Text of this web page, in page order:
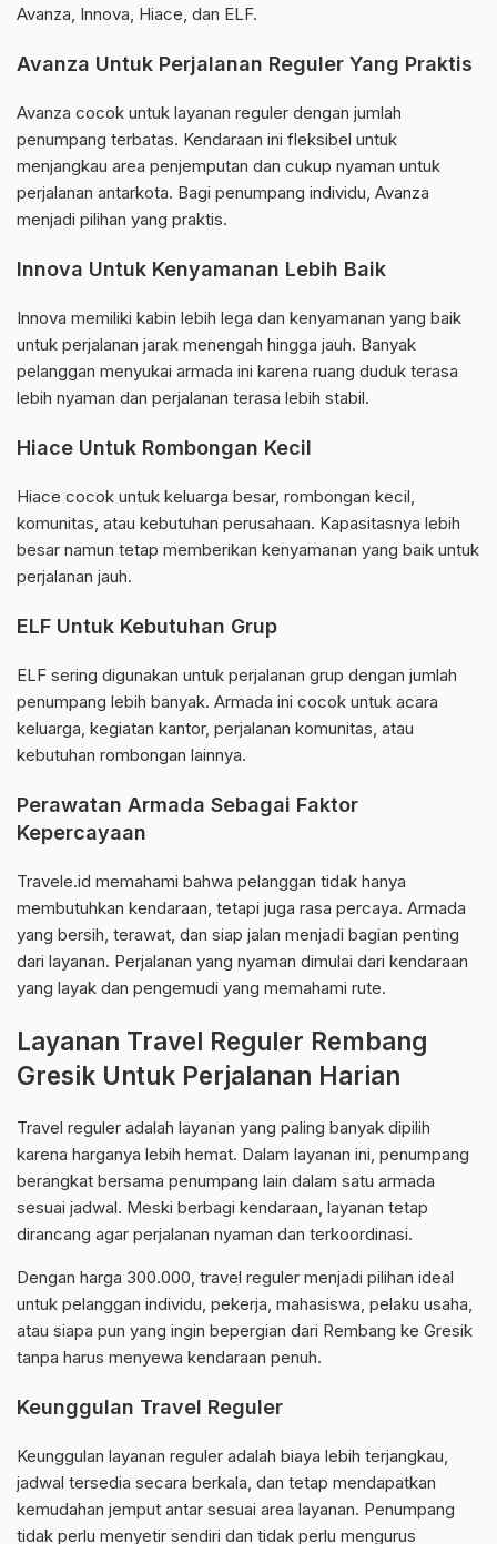
Avanza, Innova, Hiace, dan ELF.
Avanza Untuk Perjalanan Reguler Yang Praktis
Avanza cocok untuk layanan reguler dengan jumlah
penumpang terbatas. Kendaraan ini fleksibel untuk
menjangkau area penjemputan dan cukup nyaman untuk
perjalanan antarkota. Bagi penumpang individu, Avanza
menjadi pilihan yang praktis.
Innova Untuk Kenyamanan Lebih Baik
Innova memiliki kabin lebih lega dan kenyamanan yang baik
untuk perjalanan jarak menengah hingga jauh. Banyak
pelanggan menyukai armada ini karena ruang duduk terasa
lebih nyaman dan perjalanan terasa lebih stabil.
Hiace Untuk Rombongan Kecil
Hiace cocok untuk keluarga besar, rombongan kecil,
komunitas, atau kebutuhan perusahaan. Kapasitasnya lebih
besar namun tetap memberikan kenyamanan yang baik untuk
perjalanan jauh.
ELF Untuk Kebutuhan Grup
ELF sering digunakan untuk perjalanan grup dengan jumlah
penumpang lebih banyak. Armada ini cocok untuk acara
keluarga, kegiatan kantor, perjalanan komunitas, atau
kebutuhan rombongan lainnya.
Perawatan Armada Sebagai Faktor
Kepercayaan
Travele.id memahami bahwa pelanggan tidak hanya
membutuhkan kendaraan, tetapi juga rasa percaya. Armada
yang bersih, terawat, dan siap jalan menjadi bagian penting
dari layanan. Perjalanan yang nyaman dimulai dari kendaraan
yang layak dan pengemudi yang memahami rute.
Layanan Travel Reguler Rembang
Gresik Untuk Perjalanan Harian
Travel reguler adalah layanan yang paling banyak dipilih
karena harganya lebih hemat. Dalam layanan ini, penumpang
berangkat bersama penumpang lain dalam satu armada
sesuai jadwal. Meski berbagi kendaraan, layanan tetap
dirancang agar perjalanan nyaman dan terkoordinasi.
Dengan harga 300.000, travel reguler menjadi pilihan ideal
untuk pelanggan individu, pekerja, mahasiswa, pelaku usaha,
atau siapa pun yang ingin bepergian dari Rembang ke Gresik
tanpa harus menyewa kendaraan penuh.
Keunggulan Travel Reguler
Keunggulan layanan reguler adalah biaya lebih terjangkau,
jadwal tersedia secara berkala, dan tetap mendapatkan
kemudahan jemput antar sesuai area layanan. Penumpang
tidak perlu menyetir sendiri dan tidak perlu mengurus